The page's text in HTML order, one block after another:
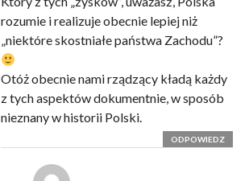
rozumie i realizuje obecnie lepiej niż
„niektóre skostniałe państwa Zachodu”?
Otóż obecnie nami rządzący kładą każdy
z tych aspektów dokumentnie, w sposób
nieznany w historii Polski.
ODPOWIEDZ